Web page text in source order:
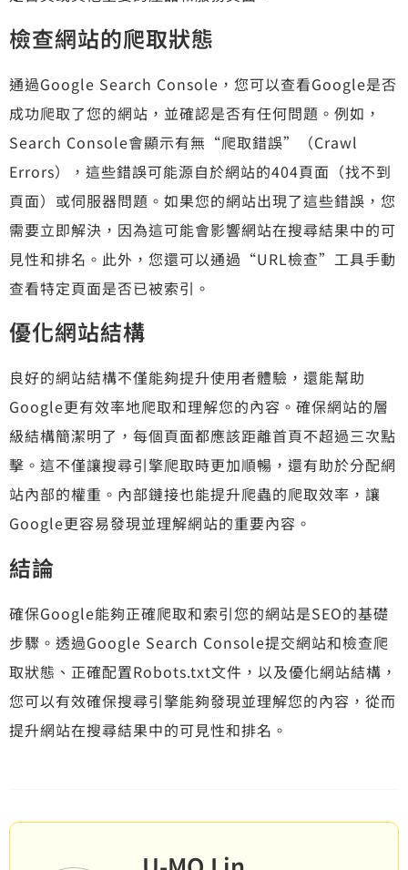
檢查網站的爬取狀態
通過Google Search Console，您可以查看Google是否
成功爬取了您的網站，並確認是否有任何問題。例如，
Search Console會顯示有無“爬取錯誤”（Crawl
Errors），這些錯誤可能源自於網站的404頁面（找不到
頁面）或伺服器問題。如果您的網站出現了這些錯誤，您
需要立即解決，因為這可能會影響網站在搜尋結果中的可
見性和排名。此外，您還可以通過“URL檢查”工具手動
查看特定頁面是否已被索引。
優化網站結構
良好的網站結構不僅能夠提升使用者體驗，還能幫助
Google更有效率地爬取和理解您的內容。確保網站的層
級結構簡潔明了，每個頁面都應該距離首頁不超過三次點
擊。這不僅讓搜尋引擎爬取時更加順暢，還有助於分配網
站內部的權重。內部鏈接也能提升爬蟲的爬取效率，讓
Google更容易發現並理解網站的重要內容。
結論
確保Google能夠正確爬取和索引您的網站是SEO的基礎
步驟。透過Google Search Console提交網站和檢查爬
取狀態、正確配置Robots.txt文件，以及優化網站結構，
您可以有效確保搜尋引擎能夠發現並理解您的內容，從而
提升網站在搜尋結果中的可見性和排名。